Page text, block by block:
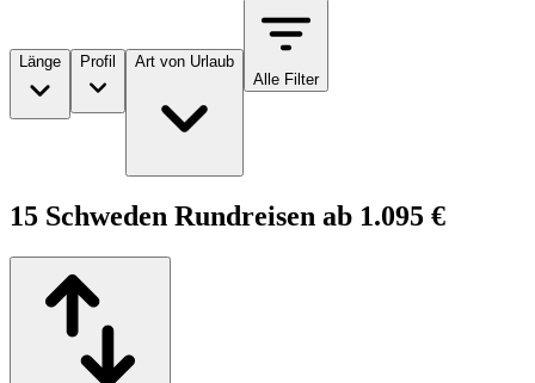
Länge Profil
Art von Urlaub
Alle Filter
15 Schweden Rundreisen ab 1.095 €